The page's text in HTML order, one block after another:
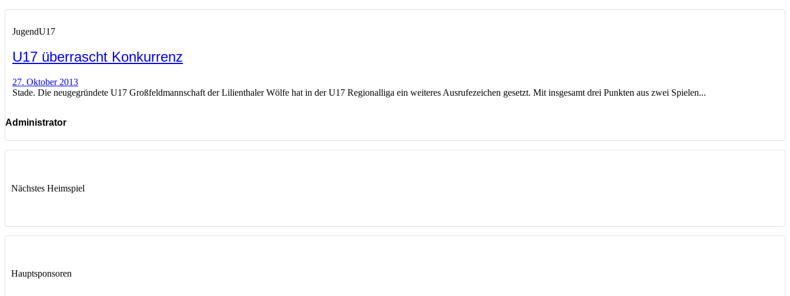
JugendU17
U17 überrascht Konkurrenz
27. Oktober 2013
Stade. Die neugegründete U17 Großfeldmannschaft der Lilienthaler Wölfe hat in der U17 Regionalliga ein weiteres Ausrufezeichen gesetzt. Mit insgesamt drei Punkten aus zwei Spielen...
Administrator
Nächstes Heimspiel
Hauptsponsoren